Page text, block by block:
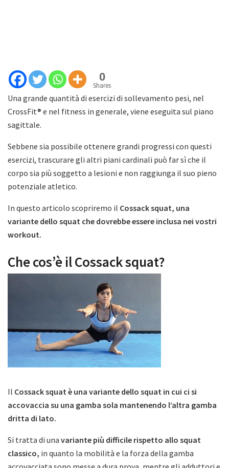
0
Shares
Una grande quantità di esercizi di sollevamento pesi, nel
CrossFit® e nel fitness in generale, viene eseguita sul piano
sagittale.
Sebbene sia possibile ottenere grandi progressi con questi
esercizi, trascurare gli altri piani cardinali può far sì che il
corpo sia più soggetto a lesioni e non raggiunga il suo pieno
potenziale atletico.
In questo articolo scopriremo il Cossack squat, una
variante dello squat che dovrebbe essere inclusa nei vostri
workout.
Che cos’è il Cossack squat?
Il Cossack squat è una variante dello squat in cui ci si
accovaccia su una gamba sola mantenendo l’altra gamba
dritta di lato.
Si tratta di una variante più difficile rispetto allo squat
classico, in quanto la mobilità e la forza della gamba